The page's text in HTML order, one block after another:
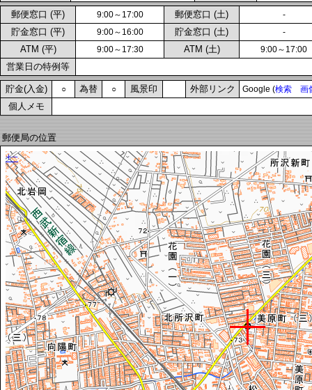
郵便窓口 (平) 9:00～17:00 郵便窓口 (土) -
貯金窓口 (平) 9:00～16:00 貯金窓口 (土) -
ATM (平) 9:00～17:30 ATM (土) 9:00～17:00
営業日の特例等
貯金(入金) ○ 為替 ○ 風景印 外部リンク Google (検索 画
個人メモ
郵便局の位置